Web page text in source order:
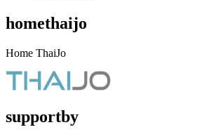
homethaijo
Home ThaiJo
supportby